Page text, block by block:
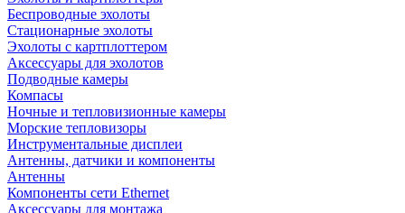
Беспроводные эхолоты
Стационарные эхолоты
Эхолоты с картплоттером
Аксессуары для эхолотов
Подводные камеры
Компасы
Ночные и тепловизионные камеры
Морские тепловизоры
Инструментальные дисплеи
Антенны, датчики и компоненты
Антенны
Компоненты сети Ethernet
Аксессуары для монтажа